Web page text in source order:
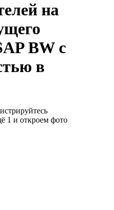
на
BW с
в
1 и откроем фото